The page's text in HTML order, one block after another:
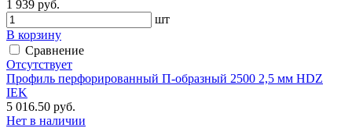
1 939 руб.
шт
В корзину
Сравнение
Отсутствует
Профиль перфорированный П-образный 2500 2,5 мм HDZ
IEK
5 016.50 руб.
Нет в наличии